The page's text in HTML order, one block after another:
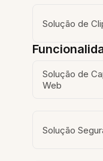
Solução de
Solução de
Web
Solução